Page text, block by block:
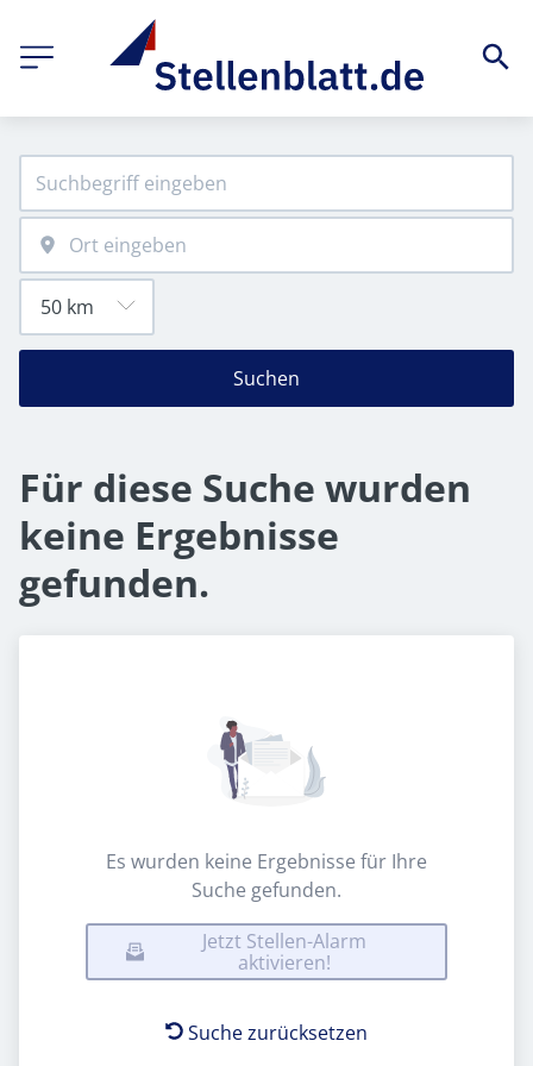
Suchen
Für diese Suche wurden
keine Ergebnisse
gefunden.
Es wurden keine Ergebnisse für Ihre
Suche gefunden.
Jetzt Stellen-Alarm
aktivieren!
Suche zurücksetzen